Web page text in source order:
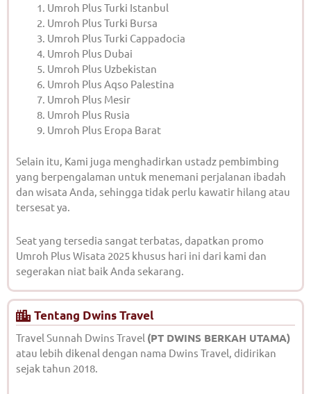
Umroh Plus Turki Istanbul
Umroh Plus Turki Bursa
Umroh Plus Turki Cappadocia
Umroh Plus Dubai
Umroh Plus Uzbekistan
Umroh Plus Aqso Palestina
Umroh Plus Mesir
Umroh Plus Rusia
Umroh Plus Eropa Barat
Selain itu, Kami juga menghadirkan ustadz pembimbing
yang berpengalaman untuk menemani perjalanan ibadah
dan wisata Anda, sehingga tidak perlu kawatir hilang atau
tersesat ya.
Seat yang tersedia sangat terbatas, dapatkan promo
Umroh Plus Wisata 2025 khusus hari ini dari kami dan
segerakan niat baik Anda sekarang.
Tentang Dwins Travel
Travel Sunnah Dwins Travel (PT DWINS BERKAH UTAMA)
atau lebih dikenal dengan nama Dwins Travel, didirikan
sejak tahun 2018.